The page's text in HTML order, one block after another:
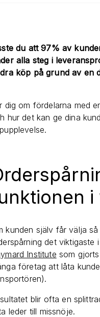
du att 97% av
alla steg i
köp på grund av en
dig om fördelarna med
hur det kan ge dina
i
kunden själv får välja
det viktigaste
Institute som
företag att låta
blir ofta en
leder till missnöje.